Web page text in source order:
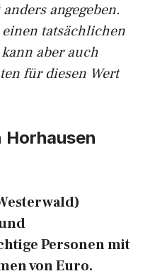
angegeben.
einen tatsächlichen
aber auch
für diesen Wert
Personen mit
von Euro.